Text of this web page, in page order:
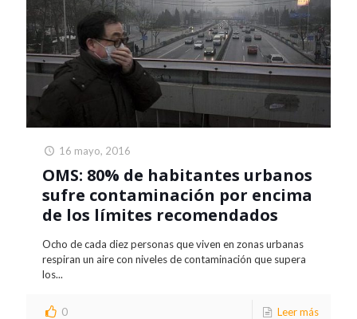
16 mayo, 2016
OMS: 80% de habitantes urbanos
sufre contaminación por encima
de los límites recomendados
Ocho de cada diez personas que viven en zonas urbanas
respiran un aire con niveles de contaminación que supera
los...
0 Leer más